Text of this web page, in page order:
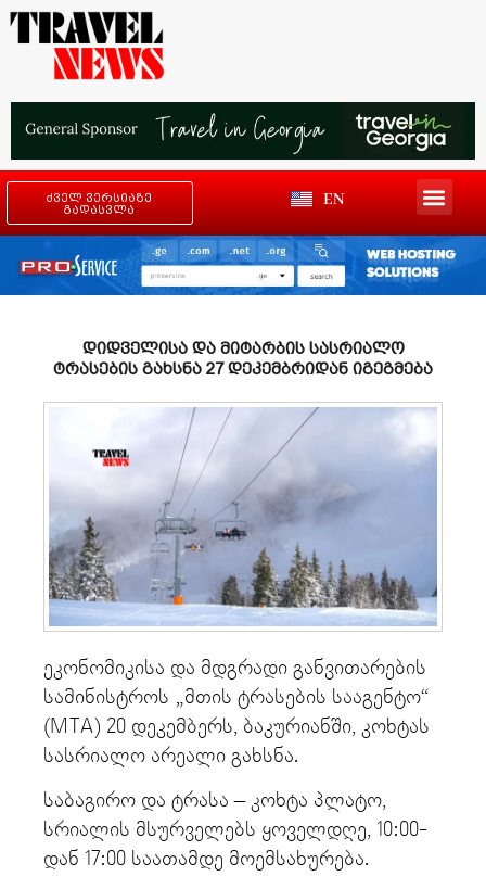
ძველ ვერსიაზე
გადასვლა
EN
დიდველისა და მიტარბის სასრიალო
ტრასების გახსნა 27 დეკემბრიდან იგეგმება
ეკონომიკისა და მდგრადი განვითარების
სამინისტროს „მთის ტრასების სააგენტო“
(MTA) 20 დეკემბერს, ბაკურიანში, კოხტას
სასრიალო არეალი გახსნა.
საბაგირო და ტრასა – კოხტა პლატო,
სრიალის მსურველებს ყოველდღე, 10:00-
დან 17:00 საათამდე მოემსახურება.